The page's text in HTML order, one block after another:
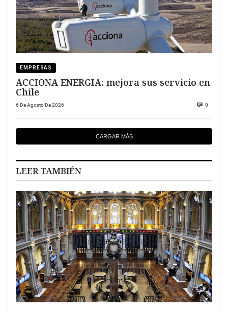
EMPRESAS
ACCIONA ENERGIA: mejora sus servicio en
Chile
6 De Agosto De 2026 0
CARGAR MÁS
LEER TAMBIÉN